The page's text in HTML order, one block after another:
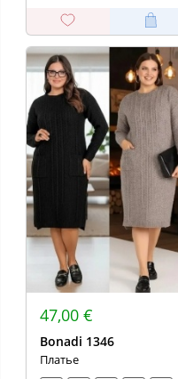
47,00 €
Bonadi 1346
Платье